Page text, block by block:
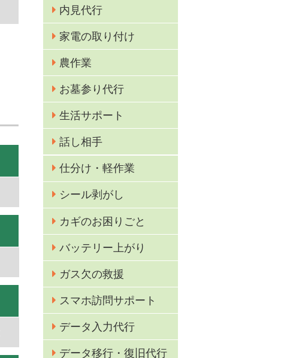
内見代行
家電の取り付け
農作業
お墓参り代行
生活サポート
話し相手
仕分け・軽作業
シール剥がし
カギのお困りごと
バッテリー上がり
ガス欠の救援
スマホ訪問サポート
データ入力代行
データ移行・復旧代行